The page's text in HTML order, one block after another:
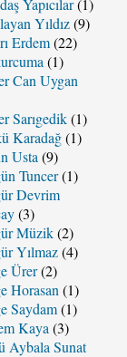
Yapıcılar(1)
Yıldız(9)
Erdem(22)
(1)
Can Uygan
Sarıgedik(1)
Karadağ(1)
Usta (9)
Tuncer(1)
Devrim
(3)
Müzik(2)
Yılmaz(4)
Ürer(2)
Horasan (1)
Saydam(1)
Kaya (3)
Aybala Sunat